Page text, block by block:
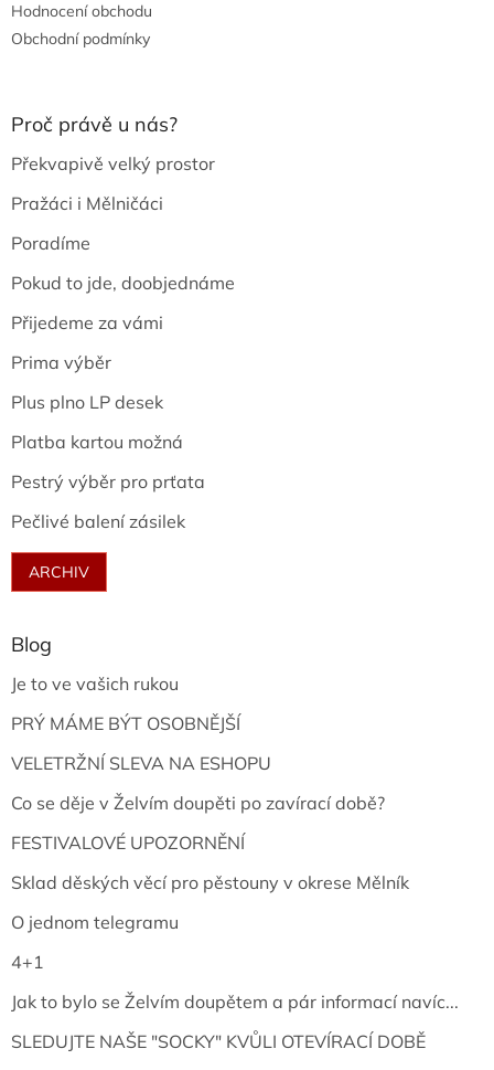
Hodnocení obchodu
Obchodní podmínky
Proč právě u nás?
Překvapivě velký prostor
Pražáci i Mělničáci
Poradíme
Pokud to jde, doobjednáme
Přijedeme za vámi
Prima výběr
Plus plno LP desek
Platba kartou možná
Pestrý výběr pro prťata
Pečlivé balení zásilek
ARCHIV
Blog
Je to ve vašich rukou
PRÝ MÁME BÝT OSOBNĚJŠÍ
VELETRŽNÍ SLEVA NA ESHOPU
Co se děje v Želvím doupěti po zavírací době?
FESTIVALOVÉ UPOZORNĚNÍ
Sklad děských věcí pro pěstouny v okrese Mělník
O jednom telegramu
4+1
Jak to bylo se Želvím doupětem a pár informací navíc...
SLEDUJTE NAŠE "SOCKY" KVŮLI OTEVÍRACÍ DOBĚ